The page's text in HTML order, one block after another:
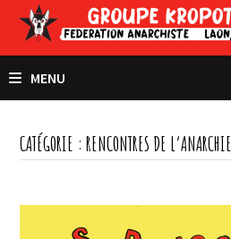
Passer
contenu
MENU
CATÉGORIE :RENCONTRES DE L’ANARCHIE